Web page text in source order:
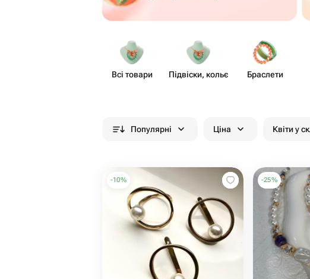
Всі товари Підвіски, кольє Браслети
Популярні Ціна Квіти у
-10% -25%